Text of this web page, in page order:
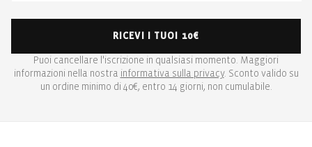
RICEVI I TUOI 10€
Puoi cancellare l'iscrizione in qualsiasi momento. Maggiori
informazioni nella nostra informativa sulla privacy. Sconto valido su
un ordine minimo di 40€, entro 14 giorni, non cumulabile.